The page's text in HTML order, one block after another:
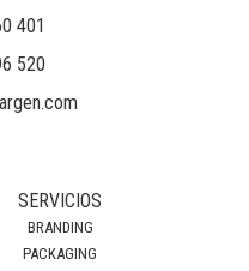
401
520
SERVICIOS
BRANDING
PACKAGING